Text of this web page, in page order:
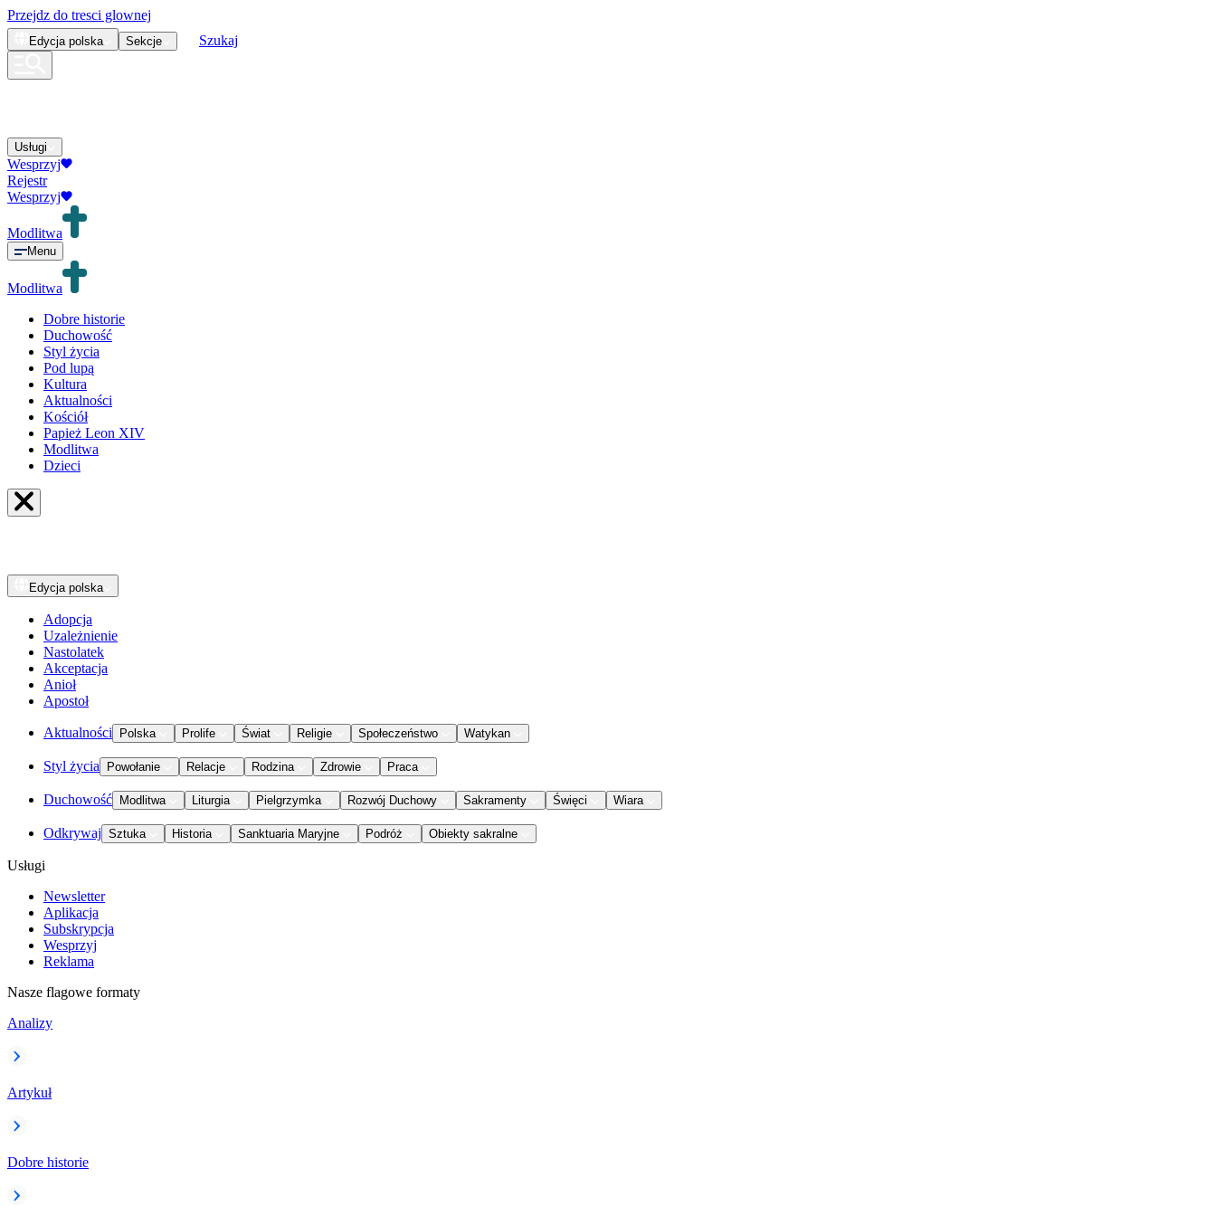
Przejdz do tresci glownej
Edycja polska Sekcje Szukaj
Usługi
Wesprzyj
Rejestr
Wesprzyj
Modlitwa
Menu
Modlitwa
Dobre historie
Duchowość
Styl życia
Pod lupą
Kultura
Aktualności
Kościół
Papież Leon XIV
Modlitwa
Dzieci
Edycja polska
Adopcja
Uzależnienie
Nastolatek
Akceptacja
Anioł
Apostoł
Aktualności Polska Prolife Świat Religie Społeczeństwo Watykan
Styl życia Powołanie Relacje Rodzina Zdrowie Praca
Duchowość Modlitwa Liturgia Pielgrzymka Rozwój Duchowy Sakramenty Święci Wiara
Odkrywaj Sztuka Historia Sanktuaria Maryjne Podróż Obiekty sakralne
Usługi
Newsletter
Aplikacja
Subskrypcja
Wesprzyj
Reklama
Nasze flagowe formaty
Analizy
Artykuł
Dobre historie